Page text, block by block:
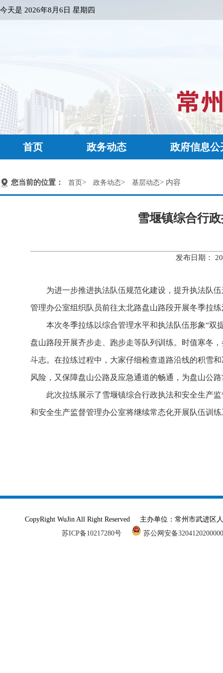
今天是 2026年8月6日 星期四
首页 政务动态 政府信息公
您当前的位置： 首页> 政务动态> 基层动态> 内容
雪堰镇综合行
发布日期：
为进一步推进执法队伍规范化建设，提升执法队
管理办公室组织队员前往太北路盘山路段开展冬季拉
本次冬季拉练以综合管理水平和执法队伍形象“双
盘山路段开展齐步走、跑步走等队列训练。时值寒冬
斗志。在拉练过程中，大家仔细检查道路沿线的积雪
风险，又保障盘山公路及应急通道的畅通，为盘山公
此次拉练展示了雪堰镇综合行政执法和安全生产
和安全生产监督管理办公室将继续常态化开展队伍训
CopyRight WuJin All Right Reserved 主办单位：常州市武进
苏ICP备10217280号
苏公网安备